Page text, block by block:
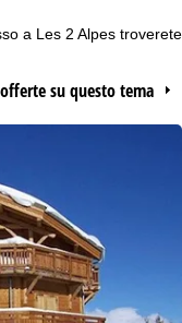
a Les 2 Alpes troverete
su questo tema